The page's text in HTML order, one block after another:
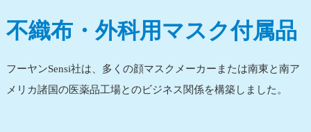
不織布・外科用マスク付属品
フーヤンSensi社は、多くの顔マスクメーカーまたは南東と南ア
メリカ諸国の医薬品工場とのビジネス関係を構築しました。